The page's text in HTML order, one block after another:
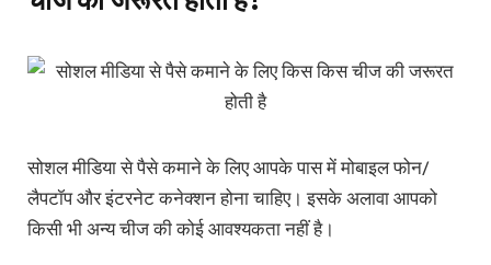
सोशल मीडिया से पैसे कमाने के लिए आपके पास में मोबाइल फोन/
लैपटॉप और इंटरनेट कनेक्शन होना चाहिए। इसके अलावा आपको
किसी भी अन्य चीज की कोई आवश्यकता नहीं है।